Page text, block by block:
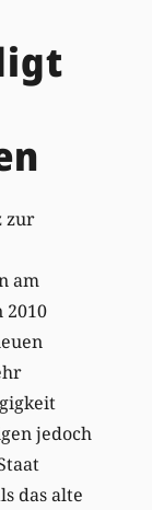
zur
am
jedoch
das alte